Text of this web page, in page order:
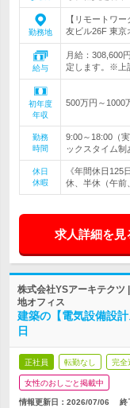
勤務地
【リモートワ
友ビル26F 東京
給与
月給：308,600
定します。※上
初年度
年収
500万円～1000
勤務
時間
9:00～18:00（
ックスタイム制
休日
休暇
《年間休日
休、半休（午前
求人詳細を見
株式会社YSアーキテクツ
地オフィス
建築の【電気設備設
日
正社員 転勤なし 完全
女性のおしごと掲載中
情報更新日：2026/07/06 終